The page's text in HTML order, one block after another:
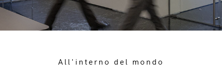
All'interno del mondo